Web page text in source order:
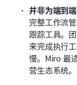
并非为端到
完整工作流
跟踪工具。
来完成执行
慢。Miro 最
营生态系统。